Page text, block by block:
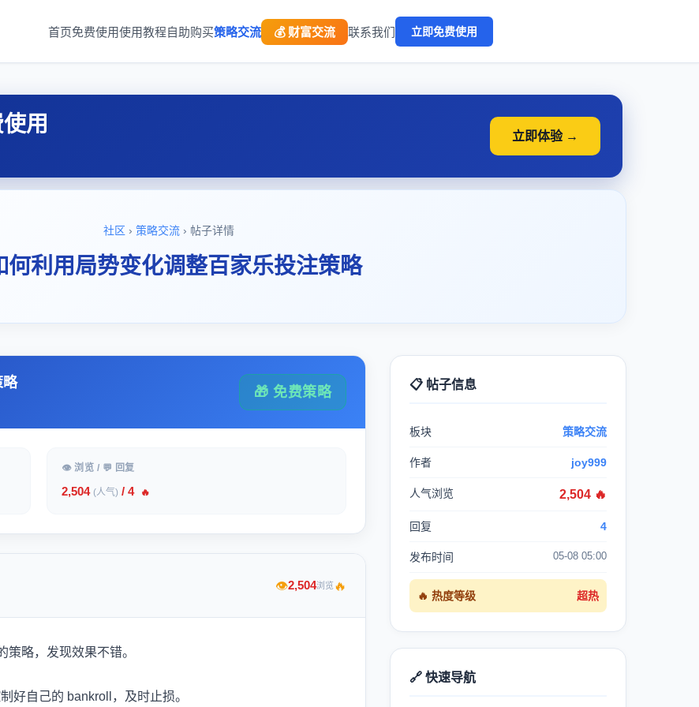
首页免费使用使用教程自助购买策略交流 💰 财富交流 联系我们 立即免费使用
用 立即体验 →
社区 › 策略交流 › 帖子详情
何利用局势变化调整百家乐投注策略
略
🎁 免费策略
👁 浏览 / 💬 回复
2,504 (人气) / 4 🔥
👁2,504浏览🔥
策略，发现效果不错。
好自己的 bankroll，及时止损。
📋 帖子信息
板块 策略交流
作者 joy999
人气浏览 2,504 🔥
回复 4
发布时间 05-08 05:00
🔥 热度等级 超热
🔗 快速导航